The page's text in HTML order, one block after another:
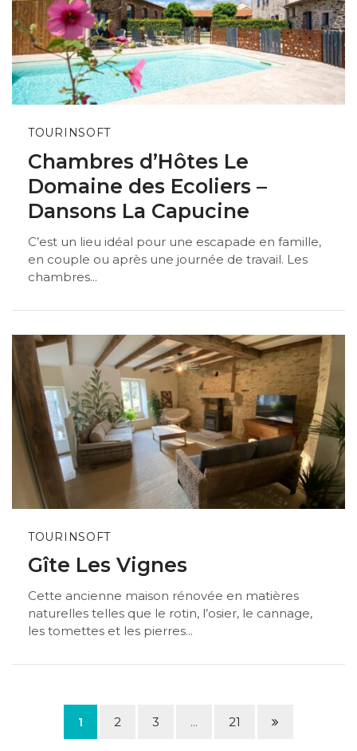
TOURINSOFT
Chambres d’Hôtes Le
Domaine des Ecoliers –
Dansons La Capucine
C’est un lieu idéal pour une escapade en famille,
en couple ou après une journée de travail. Les
chambres...
TOURINSOFT
Gîte Les Vignes
Cette ancienne maison rénovée en matières
naturelles telles que le rotin, l’osier, le cannage,
les tomettes et les pierres...
1 2 3 ... 21
Page